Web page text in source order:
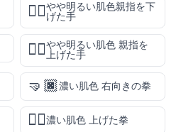
👎🏼やや明るい肌色親指を下
げた手
👍🏼やや明るい肌色 親指を
上げた手
🤜🏿濃い肌色 右向きの拳
✊🏿濃い肌色 上げた拳